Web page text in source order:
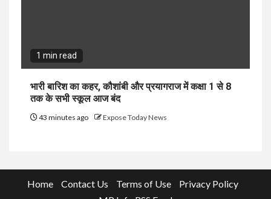
1 min read
भारी बारिश का कहर, कौशांबी और प्रयागराज में कक्षा 1 से 8
तक के सभी स्कूल आज बंद
43 minutes ago Expose Today News
Home Contact Us Terms of Use
Privacy Policy